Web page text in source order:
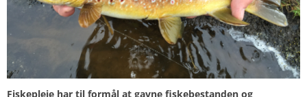
Fiskepleje har til formål at gavne fiskebestanden og